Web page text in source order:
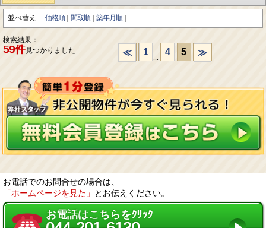
並べ替え 価格順 間取順 築年月順
検索結果：
59件見つかりました ≪ 1 4 5 ≫
お電話でのお問合せの場合は、
「ホームページを見た」
とお伝えください。
お電話はこちらをｸﾘｯｸ